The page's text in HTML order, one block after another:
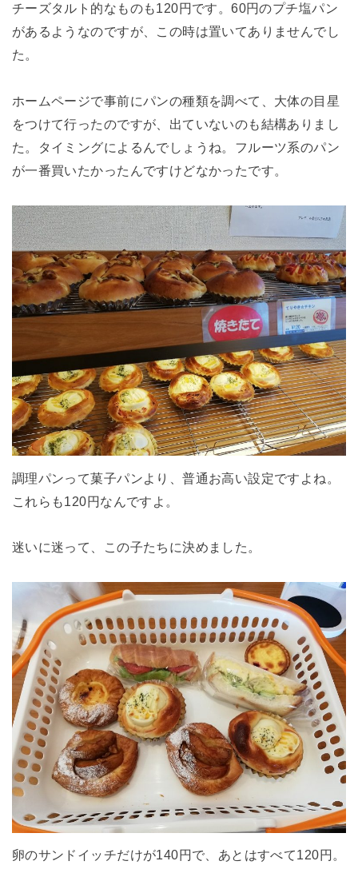
チーズタルト的なものも120円です。60円のプチ塩パン
があるようなのですが、この時は置いてありませんでし
た。
ホームページで事前にパンの種類を調べて、大体の目星
をつけて行ったのですが、出ていないのも結構ありまし
た。タイミングによるんでしょうね。フルーツ系のパン
が一番買いたかったんですけどなかったです。
調理パンって菓子パンより、普通お高い設定ですよね。
これらも120円なんですよ。
迷いに迷って、この子たちに決めました。
卵のサンドイッチだけが140円で、あとはすべて120円。